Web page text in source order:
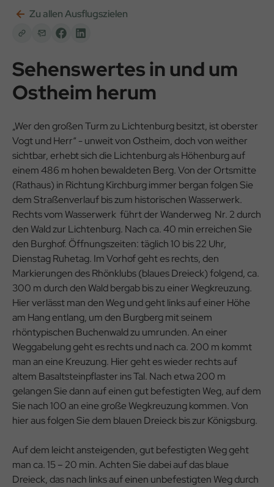
Zu allen Ausflugszielen
Sehenswertes in und um
Ostheim herum
„Wer den großen Turm zu Lichtenburg besitzt, ist oberster
Vogt und Herr“ - unweit von Ostheim, doch von weither
sichtbar, erhebt sich die Lichtenburg als Höhenburg auf
einem 486 m hohen bewaldeten Berg. Von der Ortsmitte
(Rathaus) in Richtung Kirchburg immer bergan folgen Sie
dem Straßenverlauf bis zum historischen Wasserwerk.
Rechts vom Wasserwerk führt der Wanderweg Nr. 2 durch
den Wald zur Lichtenburg. Nach ca. 40 min erreichen Sie
den Burghof. Öffnungszeiten: täglich 10 bis 22 Uhr,
Dienstag Ruhetag. Im Vorhof geht es rechts, den
Markierungen des Rhönklubs (blaues Dreieck) folgend, ca.
300 m durch den Wald bergab bis zu einer Wegkreuzung.
Hier verlässt man den Weg und geht links auf einer Höhe
am Hang entlang, um den Burgberg mit seinem
rhöntypischen Buchenwald zu umrunden. An einer
Weggabelung geht es rechts und nach ca. 200 m kommt
man an eine Kreuzung. Hier geht es wieder rechts auf
altem Basaltsteinpflaster ins Tal. Nach etwa 200 m
gelangen Sie dann auf einen gut befestigten Weg, auf dem
Sie nach 100 an eine große Wegkreuzung kommen. Von
hier aus folgen Sie dem blauen Dreieck bis zur Königsburg.
Auf dem leicht ansteigenden, gut befestigten Weg geht
man ca. 15 – 20 min. Achten Sie dabei auf das blaue
Dreieck, das nach links auf einen unbefestigten Weg durch